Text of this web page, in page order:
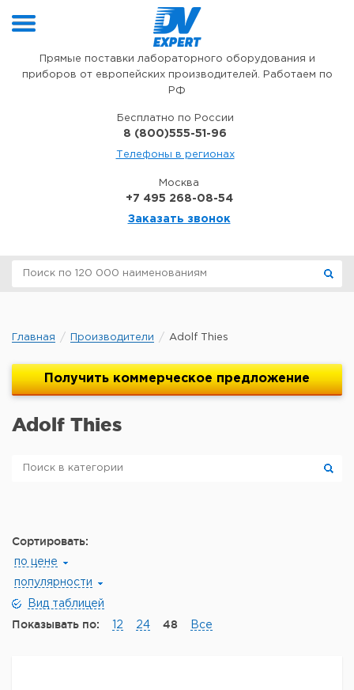
Прямые поставки лабораторного оборудования и
приборов от европейских производителей. Работаем по
РФ
Бесплатно по России
8 (800)555-51-96
Телефоны в регионах
Москва
+7 495 268-08-54
Заказать звонок
Главная Производители Adolf Thies
Получить коммерческое предложение
Adolf Thies
Сортировать:
по цене
популярности
Вид таблицей
Показывать по: 12 24 48 Все